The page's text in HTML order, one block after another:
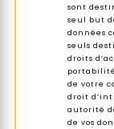
sont
seul but
données
seuls
droits
de votre
droit
autorité
de vos